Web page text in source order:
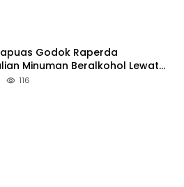
Godok Raperda
Minuman Beralkohol Lewat
116